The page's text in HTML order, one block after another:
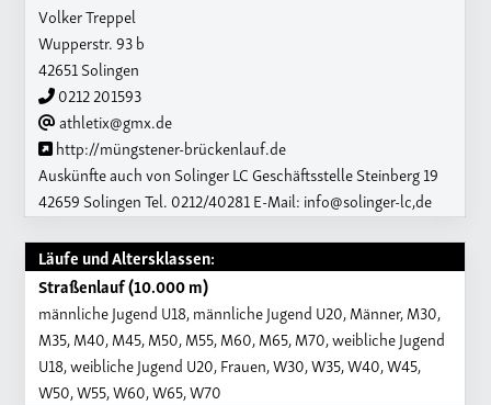
Volker Treppel
Wupperstr. 93 b
42651 Solingen
0212 201593
athletix@gmx.de
http://müngstener-brückenlauf.de
Auskünfte auch von Solinger LC Geschäftsstelle Steinberg 19
42659 Solingen Tel. 0212/40281 E-Mail: info@solinger-lc,de
Läufe und Altersklassen:
Straßenlauf (10.000 m)
männliche Jugend U18, männliche Jugend U20, Männer, M30,
M35, M40, M45, M50, M55, M60, M65, M70, weibliche Jugend
U18, weibliche Jugend U20, Frauen, W30, W35, W40, W45,
W50, W55, W60, W65, W70